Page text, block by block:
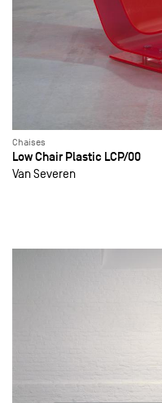
Chaises
Low Chair Plastic LCP/00
Van Severen